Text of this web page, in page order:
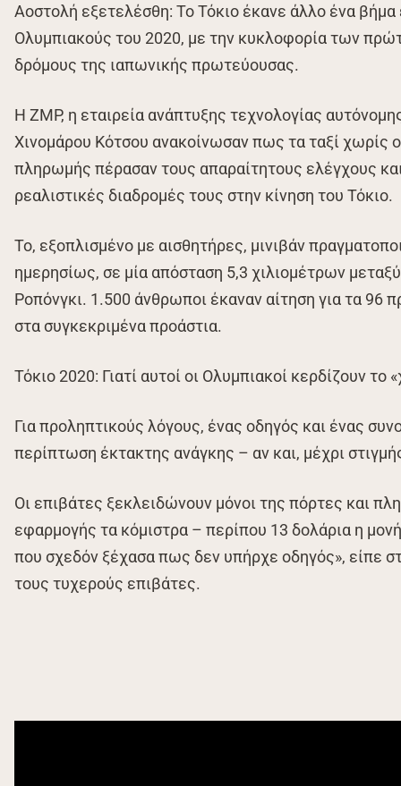
Aοστολή εξετελέσθη: Το Τόκιο έκανε άλλο ένα βήμα
Ολυμπιακούς του 2020, με την κυκλοφορία των
δρόμους της ιαπωνικής πρωτεύουσας.
Η ZMP, η εταιρεία ανάπτυξης τεχνολογίας
Χινομάρου Κότσου ανακοίνωσαν πως τα ταξί χωρίς
πληρωμής πέρασαν τους απαραίτητους ελέγχους
ρεαλιστικές διαδρομές τους στην κίνηση του Τόκιο.
Το, εξοπλισμένο με αισθητήρες, μινιβάν
ημερησίως, σε μία απόσταση 5,3 χιλιομέτρων
Ροπόνγκι. 1.500 άνθρωποι έκαναν αίτηση για τα 96
στα συγκεκριμένα προάστια.
Τόκιο 2020: Γιατί αυτοί οι Ολυμπιακοί κερδίζουν το
Για προληπτικούς λόγους, ένας οδηγός και ένας
περίπτωση έκτακτης ανάγκης – αν και, μέχρι
Οι επιβάτες ξεκλειδώνουν μόνοι της πόρτες και
εφαρμογής τα κόμιστρα – περίπου 13 δολάρια η
που σχεδόν ξέχασα πως δεν υπήρχε οδηγός», είπε
τους τυχερούς επιβάτες.